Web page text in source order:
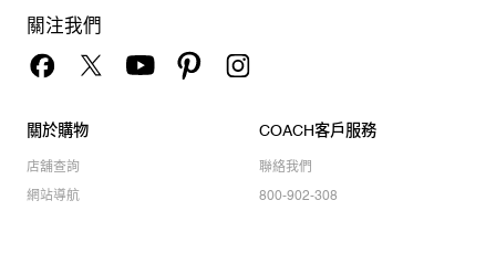
關注我們
關於購物
店舖查詢
網站導航
COACH客戶服務
聯絡我們
800-902-308